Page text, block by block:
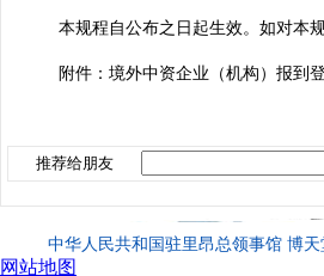
本规程自公布之日起生效。如对本
附件：境外中资企业（机构）报到
推荐给朋友
中华人民共和国驻里昂总领事馆 博
网站地图